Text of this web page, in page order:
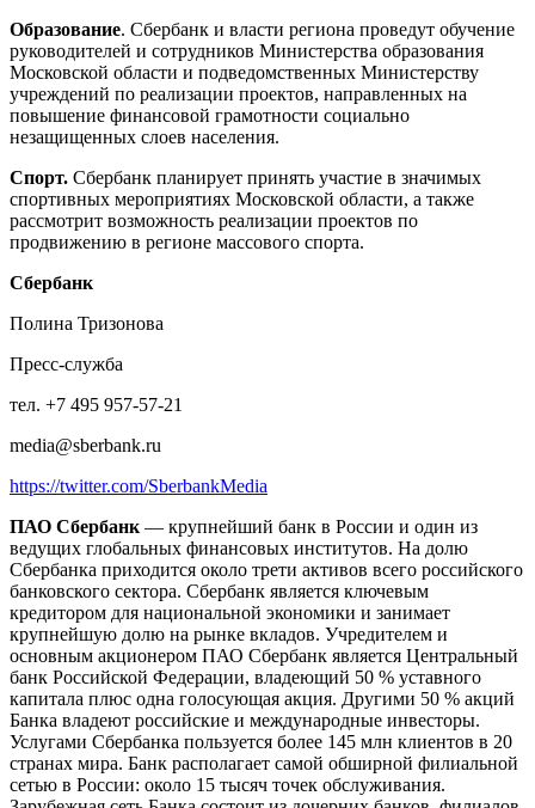
Образование. Сбербанк и власти региона проведут обучение
руководителей и сотрудников Министерства образования
Московской области и подведомственных Министерству
учреждений по реализации проектов, направленных на
повышение финансовой грамотности социально
незащищенных слоев населения.
Спорт. Сбербанк планирует принять участие в значимых
спортивных мероприятиях Московской области, а также
рассмотрит возможность реализации проектов по
продвижению в регионе массового спорта.
Сбербанк
Полина Тризонова
Пресс-служба
тел. +7 495 957-57-21
media@sberbank.ru
https://twitter.com/SberbankMedia
ПАО Сбербанк — крупнейший банк в России и один из
ведущих глобальных финансовых институтов. На долю
Сбербанка приходится около трети активов всего российского
банковского сектора. Сбербанк является ключевым
кредитором для национальной экономики и занимает
крупнейшую долю на рынке вкладов. Учредителем и
основным акционером ПАО Сбербанк является Центральный
банк Российской Федерации, владеющий 50 % уставного
капитала плюс одна голосующая акция. Другими 50 % акций
Банка владеют российские и международные инвесторы.
Услугами Сбербанка пользуется более 145 млн клиентов в 20
странах мира. Банк располагает самой обширной филиальной
сетью в России: около 15 тысяч точек обслуживания.